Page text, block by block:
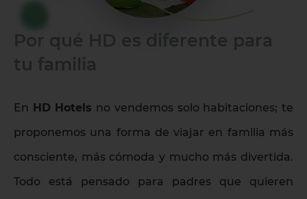
Por qué HD es diferente para
En HD Hotels no vendemos solo habitaciones; te
proponemos una forma de viajar en familia más
consciente, más cómoda y mucho más divertida.
Todo está pensado para padres que quieren